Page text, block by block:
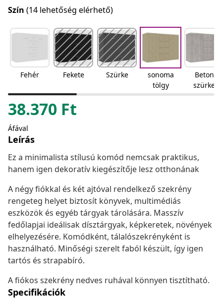
Szín (14 lehetőség elérhető)
Fehér Fekete Szürke
sonoma
tölgy
Beton
szürke
38.370 Ft
Áfával
Leírás
Ez a minimalista stílusú komód nemcsak praktikus,
hanem igen dekoratív kiegészítője lesz otthonának
A négy fiókkal és két ajtóval rendelkező szekrény
rengeteg helyet biztosít könyvek, multimédiás
eszközök és egyéb tárgyak tárolására. Masszív
fedőlapjai ideálisak dísztárgyak, képkeretek, növények
elhelyezésére. Komódként, tálalószekrényként is
használható. Minőségi szerelt faból készült, így igen
tartós és strapabíró.
A fiókos szekrény nedves ruhával könnyen tisztítható.
Specifikációk